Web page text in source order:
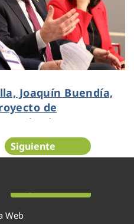
Joaquín Buendía,
de
de El Soto
Siguiente
Web